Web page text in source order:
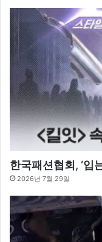
한국패션협회, ‘입
2026년 7월 29일